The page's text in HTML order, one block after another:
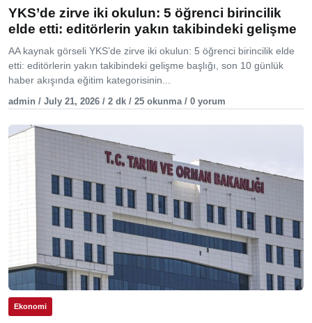
YKS’de zirve iki okulun: 5 öğrenci birincilik
elde etti: editörlerin yakın takibindeki gelişme
AA kaynak görseli YKS’de zirve iki okulun: 5 öğrenci birincilik elde
etti: editörlerin yakın takibindeki gelişme başlığı, son 10 günlük
haber akışında eğitim kategorisinin...
admin / July 21, 2026 / 2 dk / 25 okunma / 0 yorum
Ekonomi